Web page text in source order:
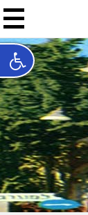
אילן
ארץ ישראל -
052-7747748
English עברית קשר